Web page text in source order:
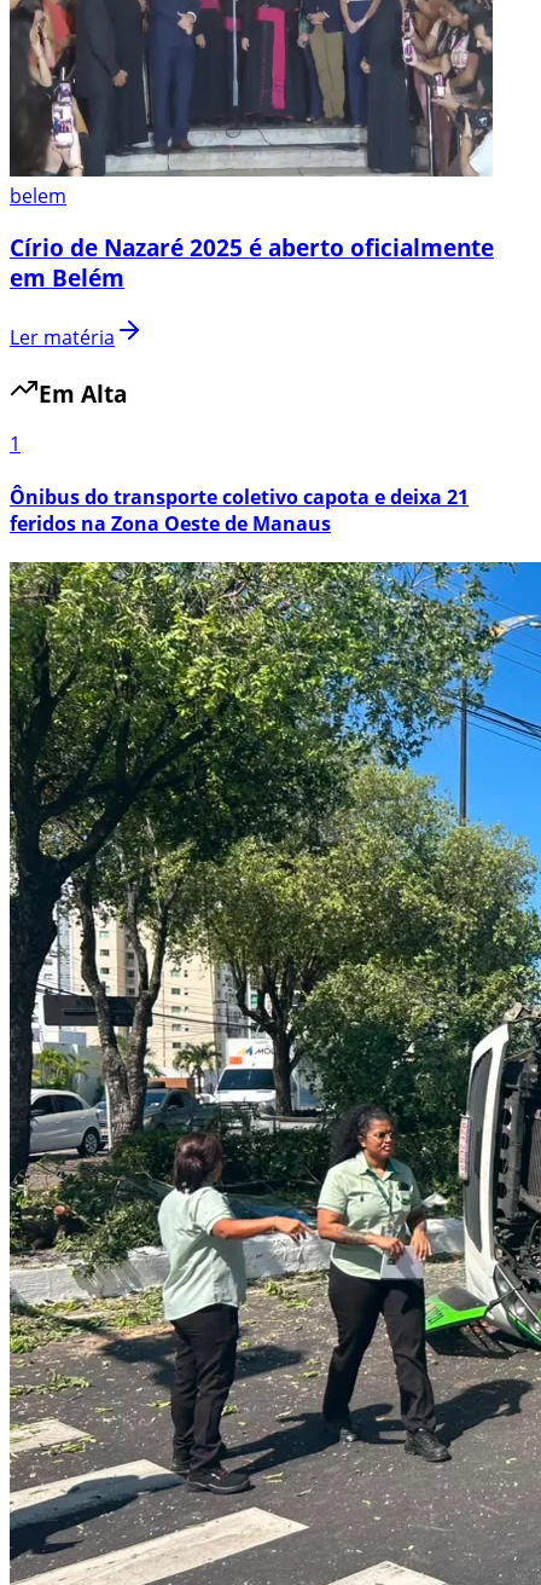
belem
Círio de Nazaré 2025 é aberto oficialmente
em Belém
Ler matéria
Em Alta
1
Ônibus do transporte coletivo capota e deixa 21
feridos na Zona Oeste de Manaus